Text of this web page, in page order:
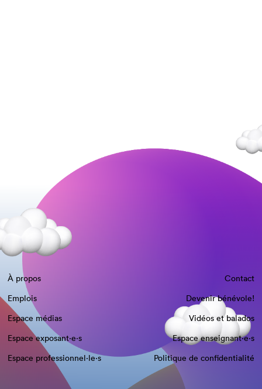
À propos
Contact
Emplois
Devenir bénévole!
Espace médias
Vidéos et balados
Espace exposant·e⋅s
Espace enseignant·e⋅s
Espace professionnel·le⋅s
Politique de confidentialité